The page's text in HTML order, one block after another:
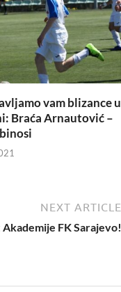
vam blizance u
Braća Arnautović –
NEXT ARTICLE
FK Sarajevo!